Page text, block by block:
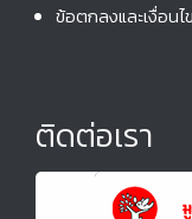
ข้อตกลงและเงื่อนไ
ติดต่อเรา